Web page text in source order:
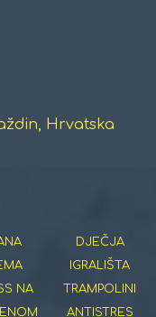
Hrvatska
NA
DJEČJA
IGRALIŠTA
TRAMPOLINI
ANTISTRES